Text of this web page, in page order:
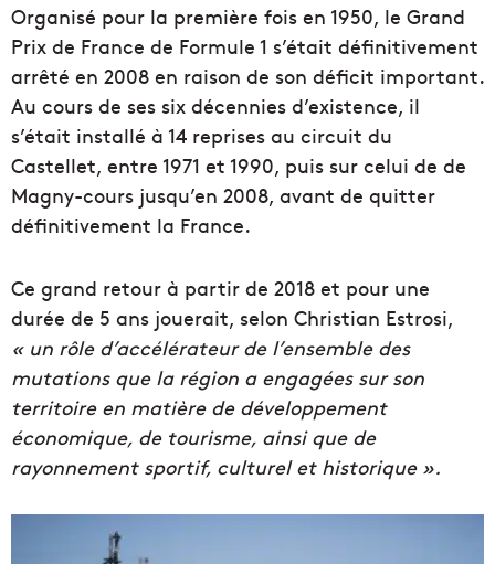
Organisé pour la première fois en 1950, le Grand
Prix de France de Formule 1 s’était définitivement
arrêté en 2008 en raison de son déficit important.
Au cours de ses six décennies d’existence, il
s’était installé à 14 reprises au circuit du
Castellet, entre 1971 et 1990, puis sur celui de de
Magny-cours jusqu’en 2008, avant de quitter
définitivement la France.
Ce grand retour à partir de 2018 et pour une
durée de 5 ans jouerait, selon Christian Estrosi,
« un rôle d’accélérateur de l’ensemble des
mutations que la région a engagées sur son
territoire en matière de développement
économique, de tourisme, ainsi que de
rayonnement sportif, culturel et historique ».